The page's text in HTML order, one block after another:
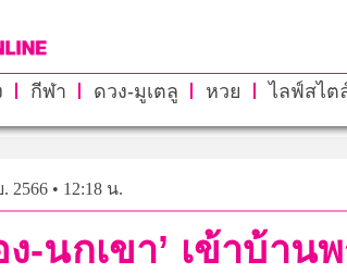
กีฬา ดวง-มูเตลู หวย ไลฟ์สไต
2566 • 12:18 น.
ง-นกเขา’ เข้าบ้า